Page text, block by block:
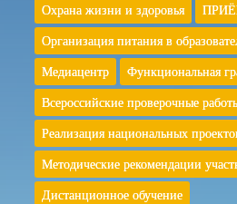
Охрана жизни и здоровья
Организация питания в
Медиацентр
Функциональная
Всероссийские проверочные
Реализация национальных
Методические рекомендации
Дистанционное обучение